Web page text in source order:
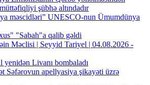
şübhə altındadır
məscidləri” UNESCO-nun Ümumdünya
"Sabah"a qalib gəldi
Məclisi | Seyyid Tariyel | 04.08.2026 -
yenidən Livanı bombaladı
Səfərovun apellyasiya şikayəti üzrə